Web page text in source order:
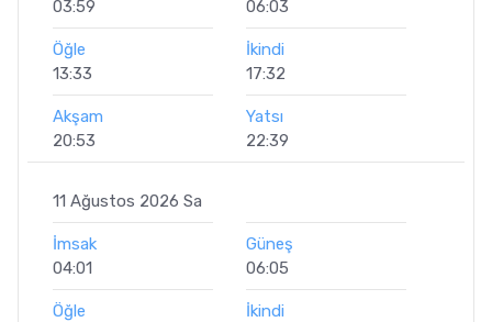
03:59
06:03
Öğle
13:33
İkindi
17:32
Akşam
20:53
Yatsı
22:39
11 Ağustos 2026 Sa
İmsak
04:01
Güneş
06:05
Öğle
İkindi